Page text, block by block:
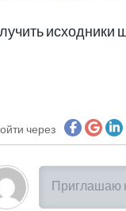
исходники
через